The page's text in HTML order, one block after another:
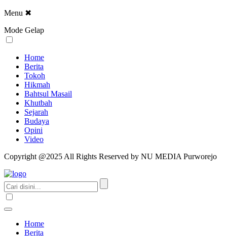
Menu ✖
Mode Gelap
Home
Berita
Tokoh
Hikmah
Bahtsul Masail
Khutbah
Sejarah
Budaya
Opini
Video
Copyright @2025 All Rights Reserved by NU MEDIA Purworejo
Home
Berita